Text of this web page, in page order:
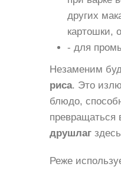
других
картошки,
- для
Незаменим
риса. Это
блюдо,
превращаться
друшлаг
Реже